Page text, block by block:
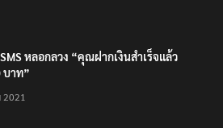
หลอกลวง “คุณฝากเงินสำเร็จแล้ว
บาท”
2021